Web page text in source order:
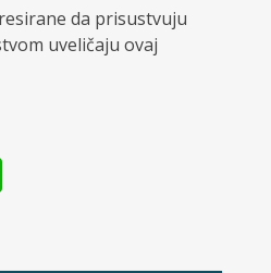
da prisustvuju
uveličaju ovaj
WhatsApp